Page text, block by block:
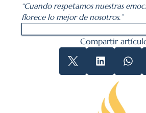
“Cuando respetamos nuestras
florece lo mejor de nosotros.”
Compartir